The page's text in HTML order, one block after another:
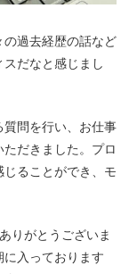
過去経歴の話など
だなと感じまし
問を行い、お仕事
だきました。プロ
ることができ、モ
りがとうございま
に入っております